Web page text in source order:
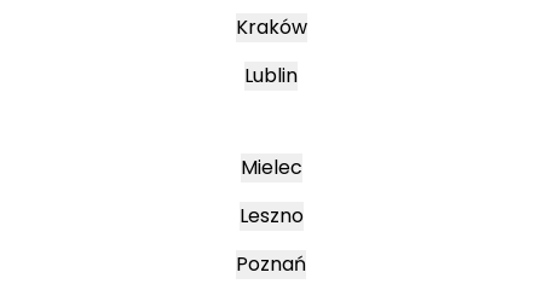
Kraków
Lublin
Mielec
Leszno
Poznań